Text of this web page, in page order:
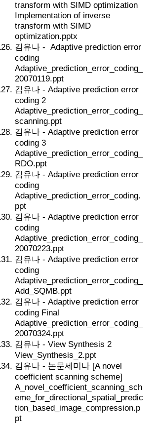
transform with SIMD optimization
Implementation of inverse
transform with SIMD
optimization.pptx
김유나 - Adaptive prediction error
coding
Adaptive_prediction_error_coding_
20070119.ppt
김유나 - Adaptive prediction error
coding 2
Adaptive_prediction_error_coding_
scanning.ppt
김유나 - Adaptive prediction error
coding 3
Adaptive_prediction_error_coding_
RDO.ppt
김유나 - Adaptive prediction error
coding
Adaptive_prediction_error_coding.
ppt
김유나 - Adaptive prediction error
coding
Adaptive_prediction_error_coding_
20070223.ppt
김유나 - Adaptive prediction error
coding
Adaptive_prediction_error_coding_
Add_SQMB.ppt
김유나 - Adaptive prediction error
coding Final
Adaptive_prediction_error_coding_
20070324.ppt
김유나 - View Synthesis 2
View_Synthesis_2.ppt
김유나 - 논문세미나 [A novel
coefficient scanning scheme]
A_novel_coefficient_scanning_sch
eme_for_directional_spatial_predic
tion_based_image_compression.p
pt